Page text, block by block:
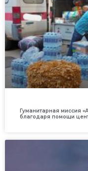
Гуманитарная миссия
благодаря помощи